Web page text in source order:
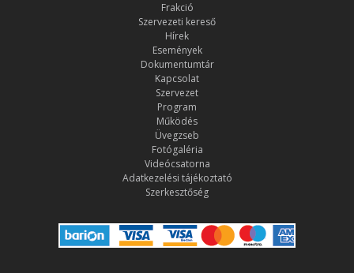
Frakció
Szervezeti kereső
Hírek
Események
Dokumentumtár
Kapcsolat
Szervezet
Program
Működés
Üvegzseb
Fotógaléria
Videócsatorna
Adatkezelési tájékoztató
Szerkesztőség